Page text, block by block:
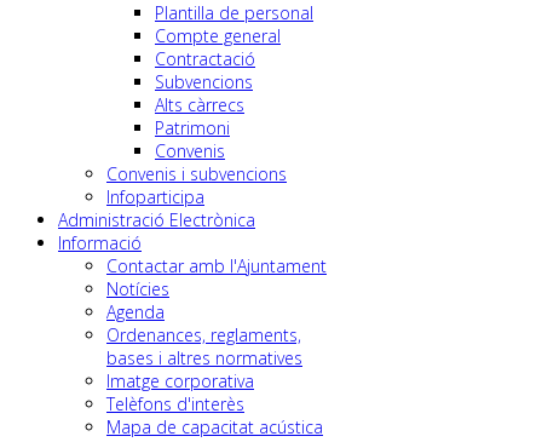
Plantilla de personal
Compte general
Contractació
Subvencions
Alts càrrecs
Patrimoni
Convenis
Convenis i subvencions
Infoparticipa
Administració Electrònica
Informació
Contactar amb l'Ajuntament
Notícies
Agenda
Ordenances, reglaments,
bases i altres normatives
Imatge corporativa
Telèfons d'interès
Mapa de capacitat acústica